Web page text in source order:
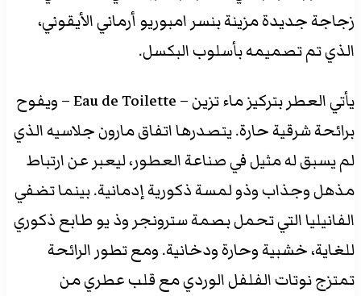
زجاجة جديدة مزينة بنسر امبوريو أرماني الأيقوني،
الذي تم تصميمه بأسلوب البكسل.
يأتي العطر بتركيز ماء تزين – Eau de Toilette – ويفوح
برائحة شرقية حارة. يتصدرها اتفاق مارون جلاسيه الذي
لم يسبق له مثيل في صناعة العطور، ليعبر عن ارتباط
مذهل وجذاب وذو لمسة ذكورية إدمانية. بينما تضفي
الفانيليا التي تحمل بصمة سترونجر وذ يو طابع ذكوري
للغاية، خشبية وحارة ودخانية. ومع تطور الرائحة
تمتزج نوتات الفلفل الوردي مع قلب عطري من